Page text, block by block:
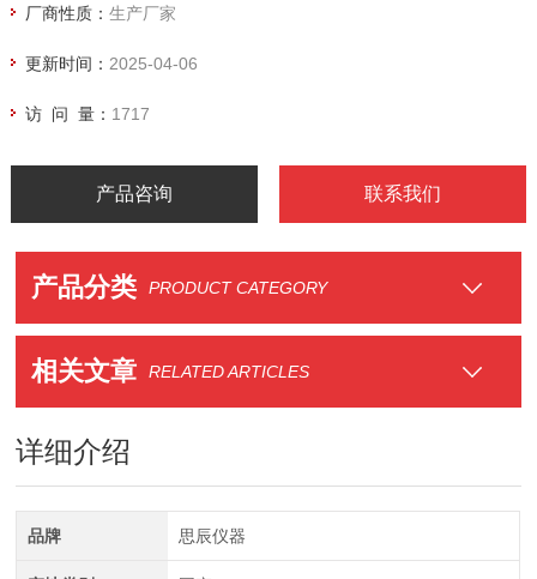
厂商性质： 生产厂家
更新时间： 2025-04-06
访 问 量： 1717
产品咨询 联系我们
产品分类 PRODUCT CATEGORY
相关文章 RELATED ARTICLES
详细介绍
品牌 思辰仪器